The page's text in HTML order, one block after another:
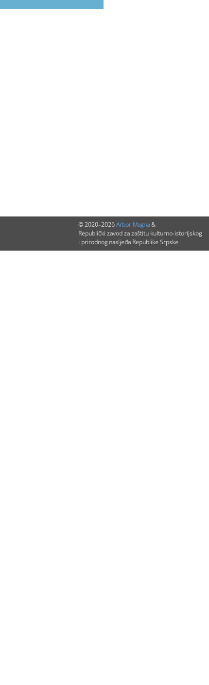
© 2020–2026Arbor Magna&
Republički zavod za zaštitu kulturno-istorijskog
i prirodnog nasljeđa Republike Srpske